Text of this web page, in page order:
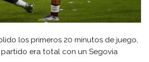
los primeros 20 minutos de juego,
era total con un Segovia